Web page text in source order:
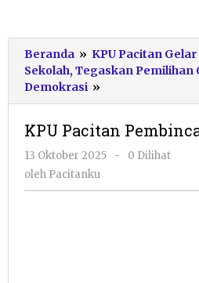
Beranda » KPU Pacitan
Sekolah, Tegaskan Pemilihan
Demokrasi »
Pacitan
Upacara
KPU Pacitan
13 Oktober 2025
oleh
-
0 Dilihat
oleh Pacitanku